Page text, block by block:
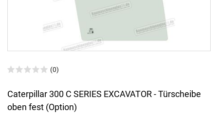
(0)
Caterpillar 300 C SERIES EXCAVATOR - Türscheibe
oben fest (Option)